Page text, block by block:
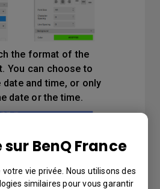
BenQ France
vie privée. Nous utilisons des
similaires pour vous garantir
the format of the
You can choose to
date and time, or only
date or the time.